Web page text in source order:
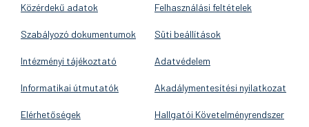
Közérdekű adatok
Szabályozó dokumentumok
Intézményi tájékoztató
Informatikai útmutatók
Elérhetőségek
Felhasználási feltételek
Süti beállítások
Adatvédelem
Akadálymentesítési nyilatkozat
Hallgatói Követelményrendszer